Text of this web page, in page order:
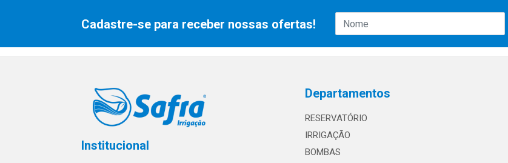
Cadastre-se para receber nossas ofertas!
Institucional
Departamentos
RESERVATÓRIO
IRRIGAÇÃO
BOMBAS